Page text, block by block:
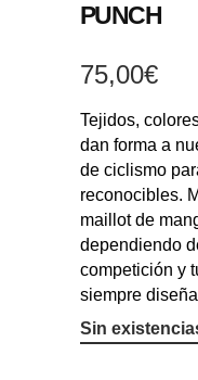
PUNCH
75,00€
Tejidos,
dan forma a
de ciclismo
reconocibles.
maillot de
dependiendo
competición y
siempre
Sin